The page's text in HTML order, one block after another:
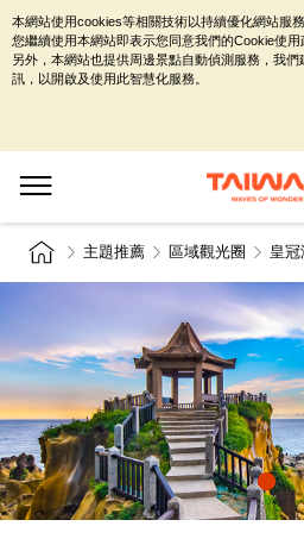
主題推薦 區域觀光圈 皇冠
本網站使用cookies等相關技術以持續優化網站服
您繼續使用本網站即表示您同意我們的Cookie使用
另外，本網站也提供周邊景點自動偵測服務，我
訊，以開啟及使用此智慧化服務。